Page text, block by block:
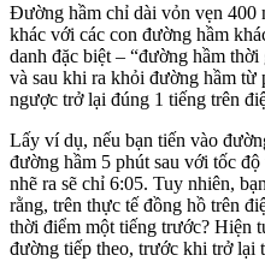
Đường hầm chỉ dài vỏn vẹn 400
khác với các con đường hầm
danh đặc biệt – “đường hầm
và sau khi ra khỏi đường hầm từ
ngược trở lại đúng 1 tiếng trên
Lấy ví dụ, nếu bạn tiến vào
đường hầm 5 phút sau với tốc
nhẽ ra sẽ chỉ 6:05. Tuy nhiên,
rằng, trên thực tế đồng hồ trên
thời điểm một tiếng trước? Hiện
đường tiếp theo, trước khi trở lại